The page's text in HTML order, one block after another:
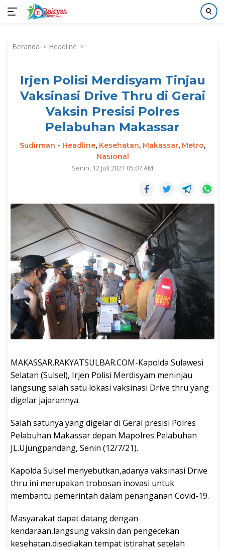
kontenBeranda Headline
Irjen Polisi Merdisyam Tinjau
Vaksinasi Drive Thru di Gerai
Vaksin Presisi Polres
Pelabuhan Makassar
Sudirman - Headline, Kesehatan, Makassar, Metro,
Nasional
Senin, 12 Juli 2021 05:07 AM
MAKASSAR,RAKYATSULBAR.COM-Kapolda Sulawesi
Selatan (Sulsel), Irjen Polisi Merdisyam meninjau
langsung salah satu lokasi vaksinasi Drive thru yang
digelar jajarannya.
Salah satunya yang digelar di Gerai presisi Polres
Pelabuhan Makassar depan Mapolres Pelabuhan
JL.Ujungpandang, Senin (12/7/21).
Kapolda Sulsel menyebutkan,adanya vaksinasi Drive
thru ini merupakan trobosan inovasi untuk
membantu pemerintah dalam penanganan Covid-19.
Masyarakat dapat datang dengan
kendaraan,langsung vaksin dan pengecekan
kesehatan,disediakan tempat istirahat setelah